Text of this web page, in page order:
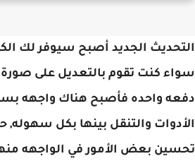
الجديد أصبح سيوفر لك
كنت تقوم بالتعديل على صورة
واحده فأصبح هناك واجهه
والتنقل بينها بكل سهوله,
بعض الأمور في الواجهه منها: